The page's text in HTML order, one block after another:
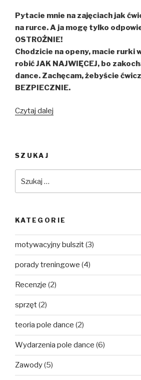
Pytacie mnie na zajęciach jak
na rurce. A ja mogę tylko
OSTROŻNIE!
Chodzicie na openy, macie rurki
robić JAK NAJWIĘCEJ, bo
dance. Zachęcam, żebyście
BEZPIECZNIE.
Czytaj dalej
Cz.
–
SZUKAJ
KATEGORIE
motywacyjny bulszit(3)
porady treningowe (4)
Recenzje (2)
sprzęt(2)
teoria pole dance (2)
Wydarzenia pole dance (6)
Zawody(5)